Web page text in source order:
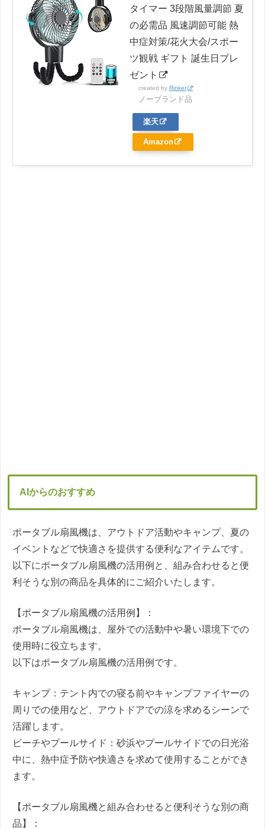
タイマー 3段階風量調節 夏
の必需品 風速調節可能 熱
中症対策/花火大会/スポー
ツ観戦 ギフト 誕生日プレ
ゼント
created by Rinker
ノーブランド品
楽天
Amazon
AIからのおすすめ
ポータブル扇風機は、アウトドア活動やキャンプ、夏の
イベントなどで快適さを提供する便利なアイテムです。
以下にポータブル扇風機の活用例と、組み合わせると便
利そうな別の商品を具体的にご紹介いたします。
【ポータブル扇風機の活用例】：
ポータブル扇風機は、屋外での活動中や暑い環境下での
使用時に役立ちます。
以下はポータブル扇風機の活用例です。
キャンプ：テント内での寝る前やキャンプファイヤーの
周りでの使用など、アウトドアでの涼を求めるシーンで
活躍します。
ビーチやプールサイド：砂浜やプールサイドでの日光浴
中に、熱中症予防や快適さを求めて使用することができ
ます。
【ポータブル扇風機と組み合わせると便利そうな別の商
品】：